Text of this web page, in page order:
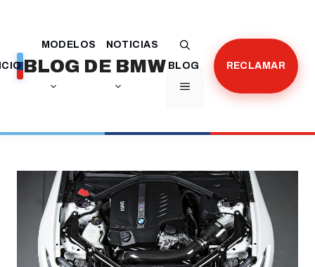
contenido
BLOG DE BMW
MENÚ
MODELOS
NOTICIAS
BLOG
RECLAMAR